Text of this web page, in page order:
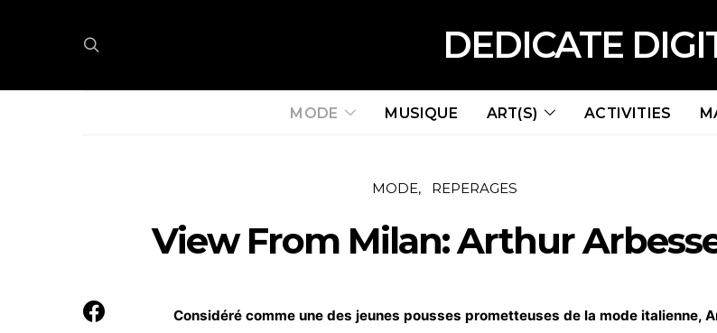
DEDICATE
MODE MUSIQUE ART(S) ACTIVITIES
MODE REPERAGES
View From Milan: Arthur
Considéré comme une des jeunes pousses prometteuses de la mode italienne,